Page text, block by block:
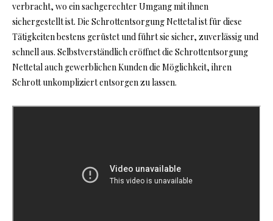
verbracht, wo ein sachgerechter Umgang mit ihnen
sichergestellt ist. Die Schrottentsorgung Nettetal ist für diese
Tätigkeiten bestens gerüstet und führt sie sicher, zuverlässig und
schnell aus. Selbstverständlich eröffnet die Schrottentsorgung
Nettetal auch gewerblichen Kunden die Möglichkeit, ihren
Schrott unkompliziert entsorgen zu lassen.